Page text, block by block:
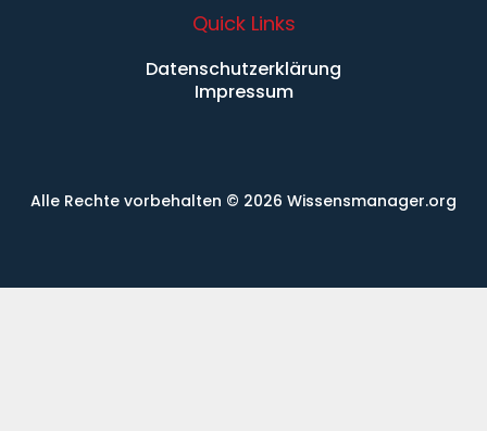
Quick Links
Datenschutzerklärung
Impressum
Alle Rechte vorbehalten © 2026 Wissensmanager.org